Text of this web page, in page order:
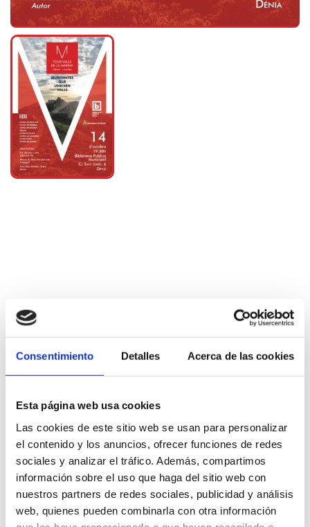
Consentimiento Detalles Acerca de las cookies
Esta página web usa cookies
Las cookies de este sitio web se usan para personalizar
el contenido y los anuncios, ofrecer funciones de redes
sociales y analizar el tráfico. Además, compartimos
información sobre el uso que haga del sitio web con
nuestros partners de redes sociales, publicidad y análisis
web, quienes pueden combinarla con otra información
Plus d'informations